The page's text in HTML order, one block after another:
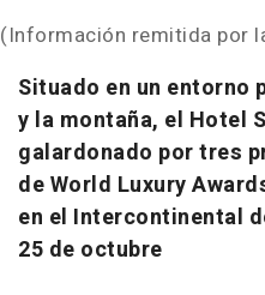
(Información remitida por
Situado en un entorno
y la montaña, el Hotel
galardonado por tres
de World Luxury
en el Intercontinental
25 de octubre